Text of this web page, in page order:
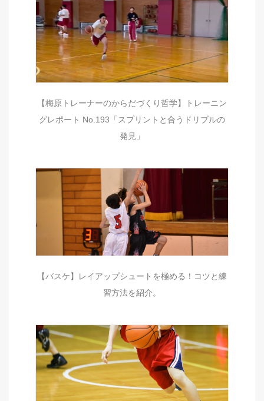
【梅原トレーナーのからだづくり哲学】トレーニン
グレポート No.193「スプリントと合うドリブルの
発見」
【バスケ】レイアップシュートを極める！コツと練
習方法を紹介。